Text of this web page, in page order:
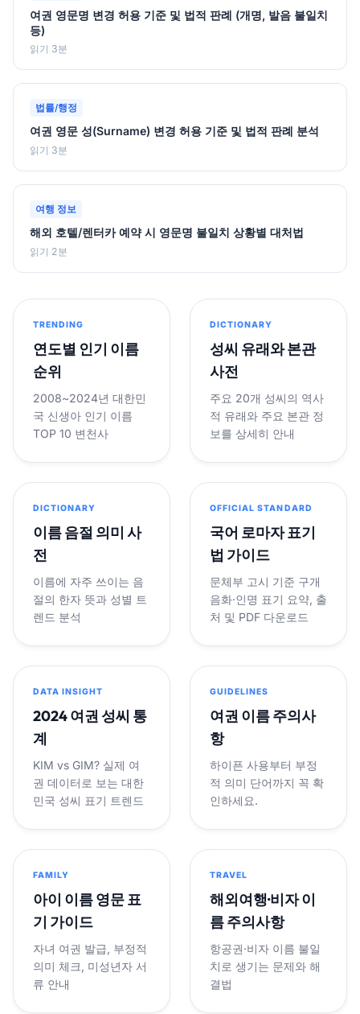
여권 영문명 변경 허용 기준 및 법적 판례 (개명, 발음 불일치
등)
읽기 3분
법률/행정
여권 영문 성(Surname) 변경 허용 기준 및 법적 판례 분석
읽기 3분
여행 정보
해외 호텔/렌터카 예약 시 영문명 불일치 상황별 대처법
읽기 2분
TRENDING
연도별 인기 이름
순위
2008~2024년 대한민
국 신생아 인기 이름
TOP 10 변천사
DICTIONARY
성씨 유래와 본관
사전
주요 20개 성씨의 역사
적 유래와 주요 본관 정
보를 상세히 안내
DICTIONARY
이름 음절 의미 사
전
이름에 자주 쓰이는 음
절의 한자 뜻과 성별 트
렌드 분석
OFFICIAL STANDARD
국어 로마자 표기
법 가이드
문체부 고시 기준 구개
음화·인명 표기 요약, 출
처 및 PDF 다운로드
DATA INSIGHT
2024 여권 성씨 통
계
KIM vs GIM? 실제 여
권 데이터로 보는 대한
민국 성씨 표기 트렌드
GUIDELINES
여권 이름 주의사
항
하이픈 사용부터 부정
적 의미 단어까지 꼭 확
인하세요.
FAMILY
아이 이름 영문 표
기 가이드
자녀 여권 발급, 부정적
의미 체크, 미성년자 서
류 안내
TRAVEL
해외여행·비자 이
름 주의사항
항공권·비자 이름 불일
치로 생기는 문제와 해
결법